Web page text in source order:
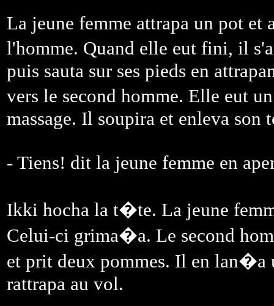
La jeune femme attrapa un pot et
l'homme. Quand elle eut fini, il
puis sauta sur ses pieds en
vers le second homme. Elle eut
massage. Il soupira et enleva son
- Tiens! dit la jeune femme en
Ikki hocha la t�te. La jeune
Celui-ci grima�a. Le second
et prit deux pommes. Il en
rattrapa au vol.